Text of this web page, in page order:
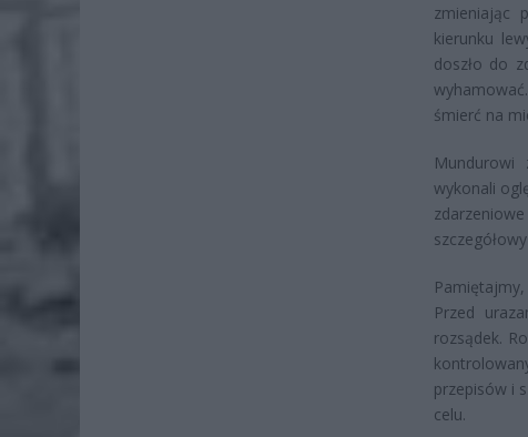
zmieniając
kierunku
doszło do
śmierć na
Mundurowi
wykonali
Przed
rozsądek.
przepisów i
celu.